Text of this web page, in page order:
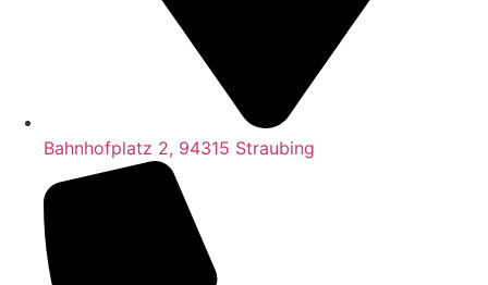
Bahnhofplatz 2, 94315 Straubing